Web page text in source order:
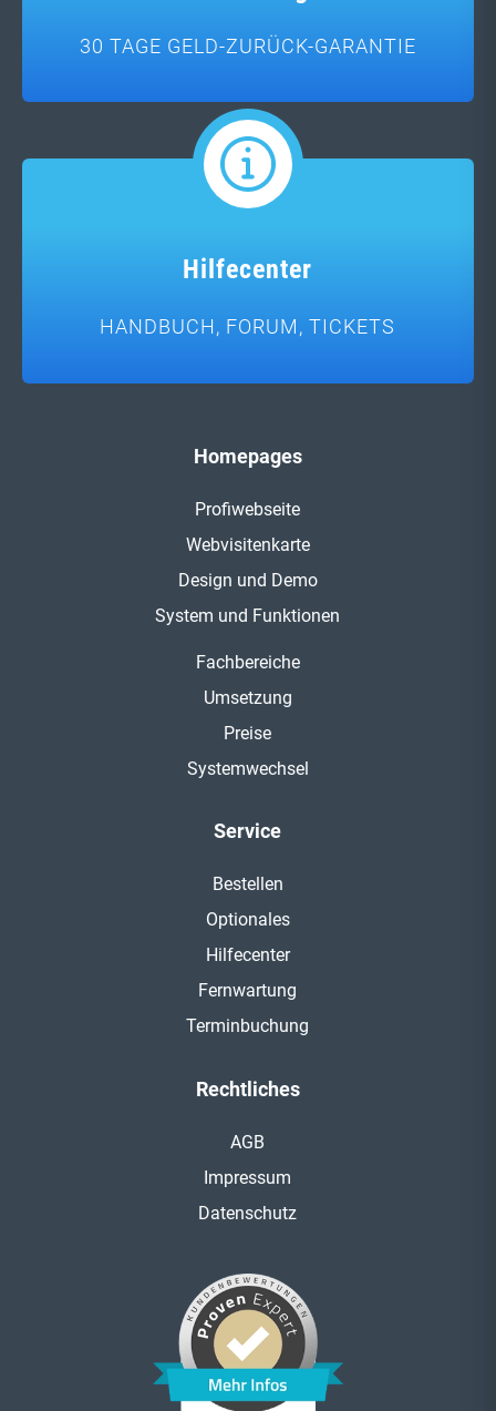
30 TAGE GELD-ZURÜCK-GARANTIE
Hilfecenter
HANDBUCH, FORUM, TICKETS
Homepages
Profiwebseite
Webvisitenkarte
Design und Demo
System und Funktionen
Fachbereiche
Umsetzung
Preise
Systemwechsel
Service
Bestellen
Optionales
Hilfecenter
Fernwartung
Terminbuchung
Rechtliches
AGB
Impressum
Datenschutz